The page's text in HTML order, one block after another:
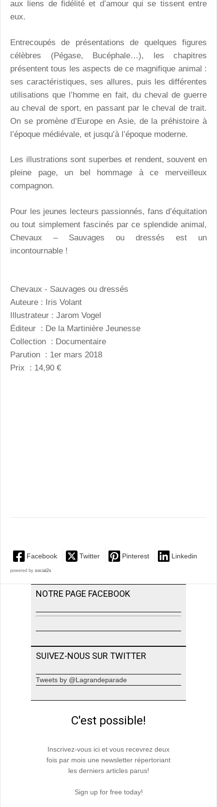
aux liens de fidélité et d’amour qui se tissent entre
eux.
Entrecoupés de présentations de quelques figures
célèbres (Pégase, Bucéphale…), les chapitres
présentent tous les aspects de ce magnifique animal :
ses caractéristiques, ses allures, puis les différentes
utilisations que l’homme en fait, du cheval de guerre
au cheval de sport, en passant par le cheval de trait.
On se promène d’Europe en Asie, de la préhistoire à
l’époque médiévale, et jusqu’à l’époque moderne.
Les illustrations sont superbes et rendent, souvent en
pleine page, un bel hommage à ce merveilleux
compagnon.
Pour les jeunes lecteurs passionnés, fans d’équitation
ou tout simplement fascinés par ce splendide animal,
Chevaux – Sauvages ou dressés est un
incontournable !
Chevaux - Sauvages ou dressés
Auteure : Iris Volant
Illustrateur : Jarom Vogel
Éditeur : De la Martinière Jeunesse
Collection : Documentaire
Parution : 1er mars 2018
Prix : 14,90 €
Facebook Twitter Pinterest Linkedin
powered by social2s
NOTRE PAGE FACEBOOK
SUIVEZ-NOUS SUR TWITTER
Tweets by @Lagrandeparade
C'est possible!
Inscrivez-vous ici et vous recevrez deux
fois par mois une newsletter répertoriant
les derniers articles parus!
Sign up for free today!